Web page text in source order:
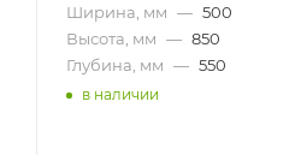
Ширина, мм — 500
Высота, мм — 850
Глубина, мм — 550
в наличии